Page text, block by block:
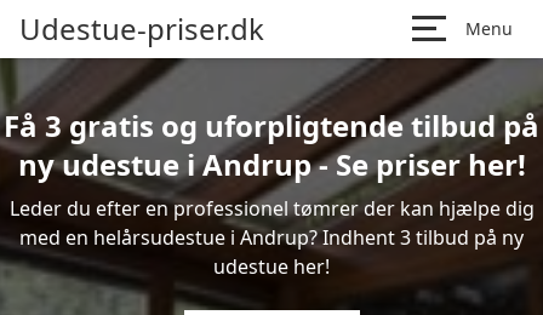
Udestue-priser.dk Menu
Få 3 gratis og uforpligtende tilbud på
ny udestue i Andrup - Se priser her!
Leder du efter en professionel tømrer der kan hjælpe dig
med en helårsudestue i Andrup? Indhent 3 tilbud på ny
udestue her!